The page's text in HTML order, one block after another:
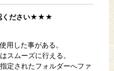
ください★★★
した事がある。
ムーズに行える。
されたフォルダーへファ